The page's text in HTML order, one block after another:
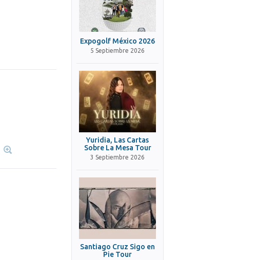
Expogolf México 2026
5 Septiembre 2026
Yuridia, Las Cartas
Sobre La Mesa Tour
3 Septiembre 2026
Santiago Cruz Sigo en
Pie Tour